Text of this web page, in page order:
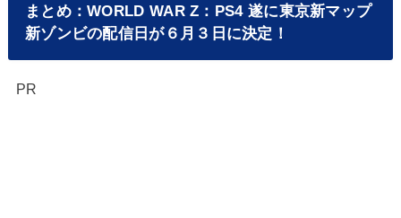
まとめ：WORLD WAR Z：PS4 遂に東京新マップ
新ゾンビの配信日が６月３日に決定！
PR